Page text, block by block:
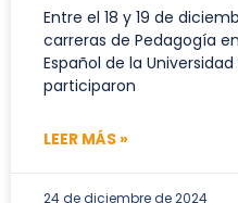
Entre el 18 y 19 de
carreras de Pedagogía
Español de la
participaron
LEER MÁS »
24 de diciembre de 2024